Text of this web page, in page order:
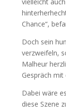
Chance“,
Doch sein
verzweifeln,
Malheur
Gespräch
Dabei wäre
diese Szene